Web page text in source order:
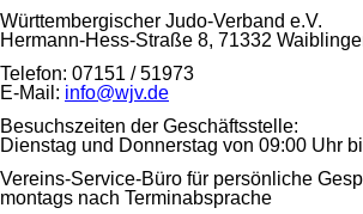
Württembergischer Judo-Verband e.V.
Hermann-Hess-Straße 8, 71332
Telefon: 07151 / 51973
E-Mail: info@wjv.de
Besuchszeiten der Geschäftsstelle:
Dienstag und Donnerstag von 09:00 Uhr
Vereins-Service-Büro für persönliche
montags nach Terminabsprache